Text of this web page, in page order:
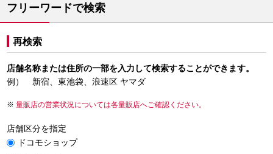
フリーワードで検索
再検索
店舗名称または住所の一部を入力して検索することができます。
例） 新宿、東池袋、浪速区 ヤマダ
量販店の営業状況については各量販店へご確認ください。
店舗区分を指定
ドコモショップ